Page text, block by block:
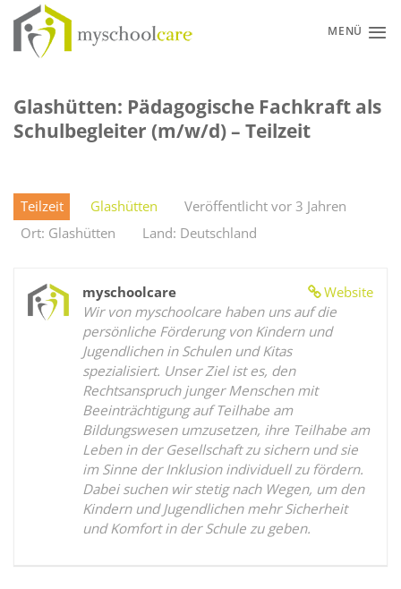
Zum
Inhalt
springen
MENÜ
Glashütten: Pädagogische Fachkraft als
Schulbegleiter (m/w/d) – Teilzeit
Teilzeit Glashütten
Veröffentlicht vor 3 Jahren
Ort: Glashütten
Land: Deutschland
Website
myschoolcare
Wir von myschoolcare haben uns auf die
persönliche Förderung von Kindern und
Jugendlichen in Schulen und Kitas
spezialisiert. Unser Ziel ist es, den
Rechtsanspruch junger Menschen mit
Beeinträchtigung auf Teilhabe am
Bildungswesen umzusetzen, ihre Teilhabe am
Leben in der Gesellschaft zu sichern und sie
im Sinne der Inklusion individuell zu fördern.
Dabei suchen wir stetig nach Wegen, um den
Kindern und Jugendlichen mehr Sicherheit
und Komfort in der Schule zu geben.